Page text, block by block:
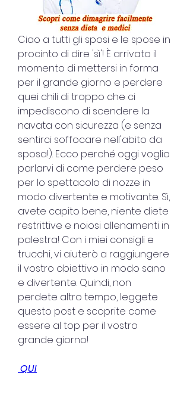
Ciao a tutti gli sposi e le spose in
procinto di dire 'sì'! È arrivato il
momento di mettersi in forma
per il grande giorno e perdere
quei chili di troppo che ci
impediscono di scendere la
navata con sicurezza (e senza
sentirci soffocare nell'abito da
sposa!). Ecco perché oggi voglio
parlarvi di come perdere peso
per lo spettacolo di nozze in
modo divertente e motivante. Sì,
avete capito bene, niente diete
restrittive e noiosi allenamenti in
palestra! Con i miei consigli e
trucchi, vi aiuterò a raggiungere
il vostro obiettivo in modo sano
e divertente. Quindi, non
perdete altro tempo, leggete
questo post e scoprite come
essere al top per il vostro
grande giorno!
QUI